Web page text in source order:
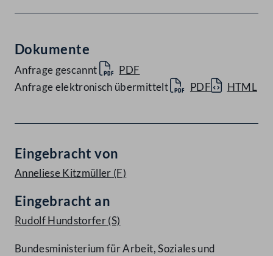
Dokumente
Anfrage gescannt
PDF
Anfrage elektronisch übermittelt
PDF HTML
Eingebracht von
Anneliese Kitzmüller (F)
Eingebracht an
Rudolf Hundstorfer(S)
Bundesministerium für Arbeit, Soziales und